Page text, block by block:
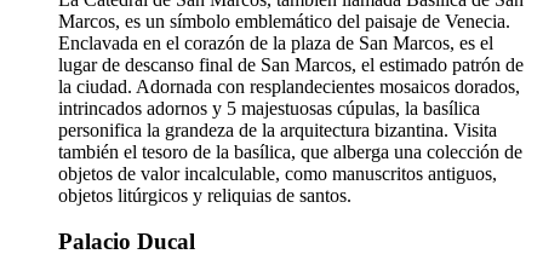
Marcos, es un símbolo emblemático del paisaje de Venecia.
Enclavada en el corazón de la plaza de San Marcos, es el
lugar de descanso final de San Marcos, el estimado patrón de
la ciudad. Adornada con resplandecientes mosaicos dorados,
intrincados adornos y 5 majestuosas cúpulas, la basílica
personifica la grandeza de la arquitectura bizantina. Visita
también el tesoro de la basílica, que alberga una colección de
objetos de valor incalculable, como manuscritos antiguos,
objetos litúrgicos y reliquias de santos.
Palacio Ducal